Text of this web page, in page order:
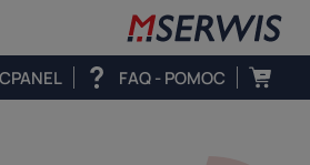
CPANEL FAQ - POMOC